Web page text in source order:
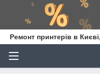
Ремонт принтерів в